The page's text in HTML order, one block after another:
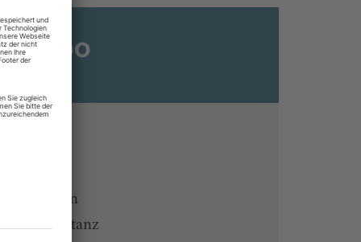
Abo
von tanz